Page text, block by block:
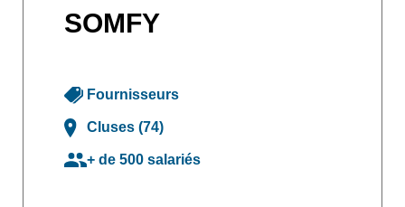
SOMFY
Fournisseurs
Cluses (74)
+ de 500 salariés